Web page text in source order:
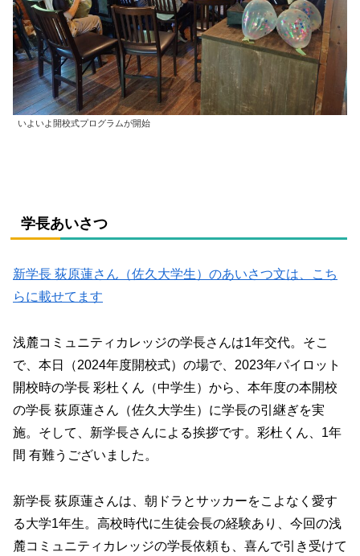
いよいよ開校式プログラムが開始
学長あいさつ
新学長 荻原蓮さん（佐久大学生）のあいさつ文は、こち
らに載せてます
浅麓コミュニティカレッジの学長さんは1年交代。そこ
で、本日（2024年度開校式）の場で、2023年パイロット
開校時の学長 彩杜くん（中学生）から、本年度の本開校
の学長 荻原蓮さん（佐久大学生）に学長の引継ぎを実
施。そして、新学長さんによる挨拶です。彩杜くん、1年
間 有難うございました。
新学長 荻原蓮さんは、朝ドラとサッカーをこよなく愛す
る大学1年生。高校時代に生徒会長の経験あり、今回の浅
麓コミュニティカレッジの学長依頼も、喜んで引き受けて